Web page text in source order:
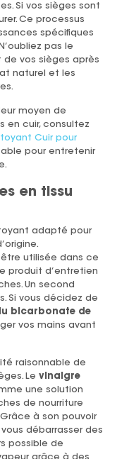
Si vos sièges sont
Ce processus
spécifiques
pas le
vos sièges après
naturel et les
moyen de
en cuir, consultez
Cuir pour
pour entretenir
en tissu
adapté pour
utilisée dans ce
produit d’entretien
Un second
Si vous décidez de
bicarbonate de
vos mains avant
raisonnable de
Le vinaigre
une solution
de nourriture
à son pouvoir
débarrasser des
possible de
grâce à des